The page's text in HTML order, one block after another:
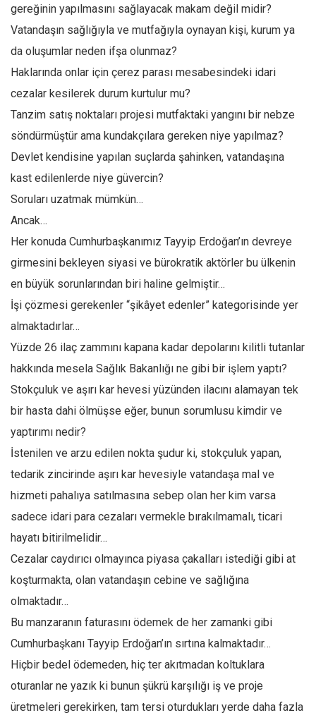
Kitap
Karisi kitap sualleri
7 soruda bu hafta
Ekonomi
Manzara
Gıda-Beslenme
Hayat
Türkiye
Siyaset
Dünya
Avrupa
Asya
Avustralya
Tarih
Düşünce
Dosyalar
gereğinin yapılmasını sağlayacak makam değil midir?
Vatandaşın sağlığıyla ve mutfağıyla oynayan kişi, kurum ya
da oluşumlar neden ifşa olunmaz?
Haklarında onlar için çerez parası mesabesindeki idari
cezalar kesilerek durum kurtulur mu?
Tanzim satış noktaları projesi mutfaktaki yangını bir nebze
söndürmüştür ama kundakçılara gereken niye yapılmaz?
Devlet kendisine yapılan suçlarda şahinken, vatandaşına
kast edilenlerde niye güvercin?
Soruları uzatmak mümkün…
Ancak…
Her konuda Cumhurbaşkanımız Tayyip Erdoğan’ın devreye
girmesini bekleyen siyasi ve bürokratik aktörler bu ülkenin
en büyük sorunlarından biri haline gelmiştir…
İşi çözmesi gerekenler “şikâyet edenler” kategorisinde yer
almaktadırlar…
Yüzde 26 ilaç zammını kapana kadar depolarını kilitli tutanlar
hakkında mesela Sağlık Bakanlığı ne gibi bir işlem yaptı?
Stokçuluk ve aşırı kar hevesi yüzünden ilacını alamayan tek
bir hasta dahi ölmüşse eğer, bunun sorumlusu kimdir ve
yaptırımı nedir?
İstenilen ve arzu edilen nokta şudur ki, stokçuluk yapan,
tedarik zincirinde aşırı kar hevesiyle vatandaşa mal ve
hizmeti pahalıya satılmasına sebep olan her kim varsa
sadece idari para cezaları vermekle bırakılmamalı, ticari
hayatı bitirilmelidir…
Cezalar caydırıcı olmayınca piyasa çakalları istediği gibi at
koşturmakta, olan vatandaşın cebine ve sağlığına
olmaktadır…
Bu manzaranın faturasını ödemek de her zamanki gibi
Cumhurbaşkanı Tayyip Erdoğan’ın sırtına kalmaktadır…
Hiçbir bedel ödemeden, hiç ter akıtmadan koltuklara
oturanlar ne yazık ki bunun şükrü karşılığı iş ve proje
üretmeleri gerekirken, tam tersi oturdukları yerde daha fazla